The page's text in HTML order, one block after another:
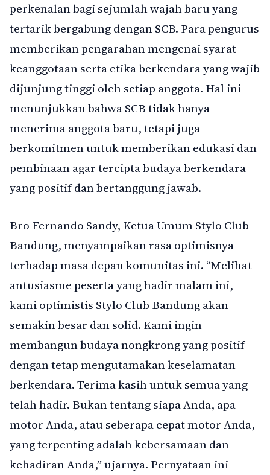
perkenalan bagi sejumlah wajah baru yang
tertarik bergabung dengan SCB. Para pengurus
memberikan pengarahan mengenai syarat
keanggotaan serta etika berkendara yang wajib
dijunjung tinggi oleh setiap anggota. Hal ini
menunjukkan bahwa SCB tidak hanya
menerima anggota baru, tetapi juga
berkomitmen untuk memberikan edukasi dan
pembinaan agar tercipta budaya berkendara
yang positif dan bertanggung jawab.
Bro Fernando Sandy, Ketua Umum Stylo Club
Bandung, menyampaikan rasa optimisnya
terhadap masa depan komunitas ini. “Melihat
antusiasme peserta yang hadir malam ini,
kami optimistis Stylo Club Bandung akan
semakin besar dan solid. Kami ingin
membangun budaya nongkrong yang positif
dengan tetap mengutamakan keselamatan
berkendara. Terima kasih untuk semua yang
telah hadir. Bukan tentang siapa Anda, apa
motor Anda, atau seberapa cepat motor Anda,
yang terpenting adalah kebersamaan dan
kehadiran Anda,” ujarnya. Pernyataan ini